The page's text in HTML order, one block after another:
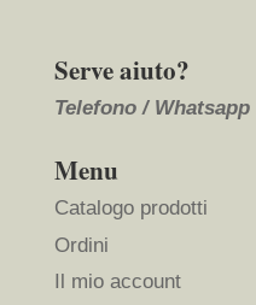
Serve aiuto?
Telefono / Whatsapp
Menu
Catalogo prodotti
Ordini
Il mio account